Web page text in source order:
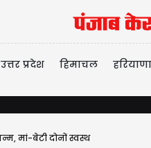
उत्तर प्रदेश हिमाचल हरियाणा
मां-बेटी दोनों स्वस्थ